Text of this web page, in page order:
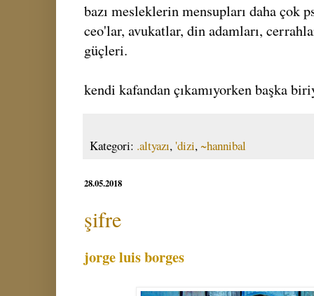
bazı mesleklerin mensupları daha çok
ceo'lar, avukatlar, din adamları,
güçleri.
kendi kafandan çıkamıyorken başka
Kategori: .altyazı, 'dizi, ~hannibal
28.05.2018
şifre
jorge luis borges